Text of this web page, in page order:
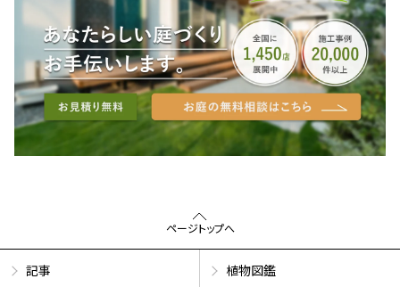
ページトップへ
記事 植物図鑑